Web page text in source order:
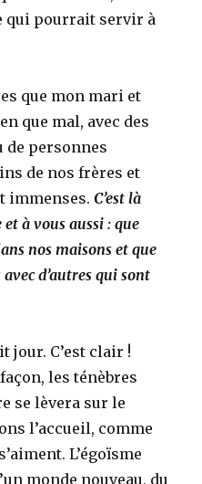
qui pourrait servir à
que mon mari et
que mal, avec des
de personnes
de nos frères et
immenses.C’est là
et à vous aussi : que
nos maisons et que
d’autres qui sont
jour. C’est clair !
les ténèbres
se lèvera sur le
l’accueil, comme
L’égoïsme
monde nouveau, du